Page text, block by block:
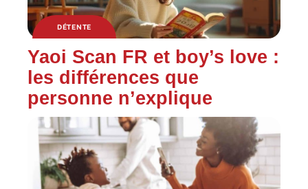
DÉTENTE
Yaoi Scan FR et boy’s love :
les différences que
personne n’explique